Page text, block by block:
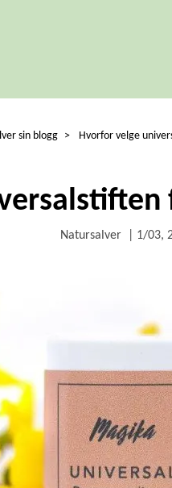
sin blogg Hvorfor velge
Natursalver 1/03,